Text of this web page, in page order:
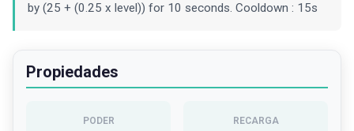
by (25 + (0.25 x level)) for 10 seconds. Cooldown : 15s
Propiedades
PODER RECARGA